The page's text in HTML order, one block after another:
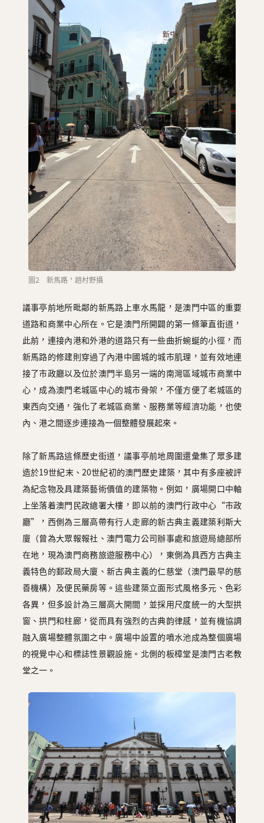
圖2 新馬路，趙村野攝
議事亭前地所毗鄰的新馬路上車水馬龍，是澳門中區的重要
道路和商業中心所在。它是澳門所開闢的第一條筆直街道，
此前，連接內港和外港的道路只有一些曲折蜿蜒的小徑，而
新馬路的修建則穿過了內港中國城的城市肌理，並有效地連
接了市政廳以及位於澳門半島另一端的南灣區域城市商業中
心，成為澳門老城區中心的城市骨架，不僅方便了老城區的
東西向交通，強化了老城區商業、服務業等經濟功能，也使
內、港之間逐步連接為一個整體發展起來。
除了新馬路這條歷史街道，議事亭前地周圍還彙集了眾多建
造於19世紀末、20世紀初的澳門歷史建築，其中有多座被評
為紀念物及具建築藝術價值的建築物。例如，廣場開口中軸
上坐落着澳門民政總署大樓，即以前的澳門行政中心“市政
廳”，西側為三層高帶有行人走廊的新古典主義建築利斯大
廈（曾為大眾報報社、澳門電力公司辦事處和旅遊局總部所
在地，現為澳門商務旅遊服務中心），東側為具西方古典主
義特色的郵政局大廈、新古典主義的仁慈堂（澳門最早的慈
善機構）及便民藥房等。這些建築立面形式風格多元、色彩
各異，但多設計為三層高大開間，並採用尺度統一的大型拱
窗、拱門和柱廊，從而具有強烈的古典韵律感，並有機協調
融入廣場整體氛圍之中。廣場中設置的噴水池成為整個廣場
的視覺中心和標誌性景觀設施。北側的板樟堂是澳門古老教
堂之一。